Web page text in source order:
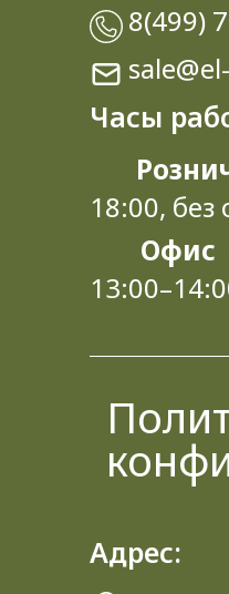
8(499)
Часы
18:00,
Офис
Адрес: